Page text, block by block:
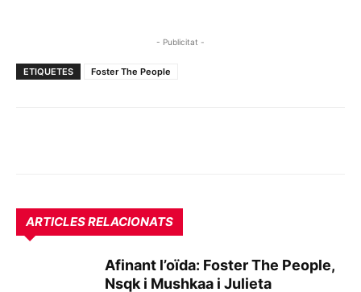
- Publicitat -
ETIQUETES Foster The People
ARTICLES RELACIONATS
Afinant l’oïda: Foster The People,
Nsqk i Mushkaa i Julieta